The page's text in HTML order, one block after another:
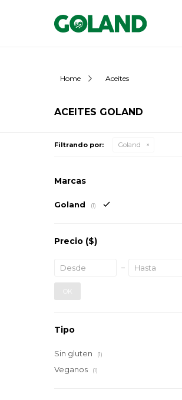
Home Aceites
ACEITES GOLAND
Filtrando por: Goland
Marcas
Goland (1)
Precio ($)
OK
Tipo
Sin gluten (1)
Veganos (1)